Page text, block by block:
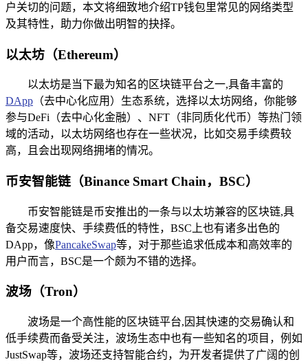
户关切的问题，本文将细致地介绍TP钱包里常见的网络类型
及其特性，助力你做出明智的抉择。
以太坊（Ethereum）
以太坊是当下最为知名的区块链平台之一,具备丰富的
DApp （去中心化应用）生态系统，选择以太坊网络，你能够
参与DeFi（去中心化金融）、NFT（非同质化代币）等热门领
域的活动，以太坊网络也存在一些状况，比如交易手续费较
高，且会出现网络拥堵的情况。
币安智能链（Binance Smart Chain，BSC）
币安智能链是币安推出的一条与以太坊兼容的区块链,具
备交易速度快、手续费低的特性，BSC上也有诸多出色的
DApp，像PancakeSwap等，对于那些追求低成本和高效率的
用户而言，BSC是一个颇为不错的选择。
波场（Tron）
波场是一个高性能的区块链平台,因其快速的交易确认和
低手续费而备受关注，波场生态中也有一些知名的项目，例如
JustSwap等，波场还支持智能合约，为开发者提供了广阔的创